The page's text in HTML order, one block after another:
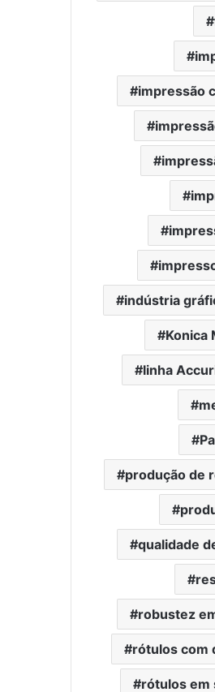
impressão
indústria
Konica
linha
produção de
qualidade
robustez
rótulos com
rótulos em